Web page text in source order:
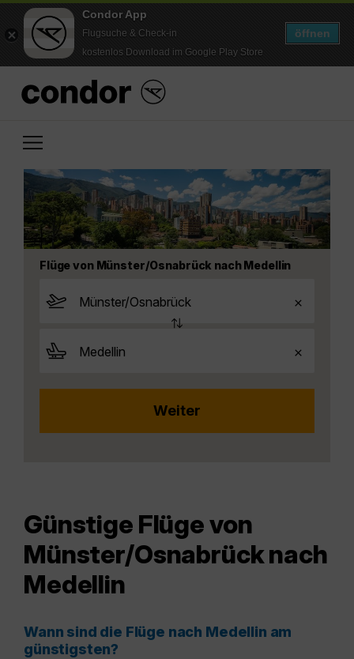
Condor App
Flugsuche & Check-in
kostenlos Download im Google Play Store
öffnen
Flüge von Münster/Osnabrück nach Medellin
Günstige Flüge von
Münster/Osnabrück nach
Medellin
Wann sind die Flüge nach Medellin am
günstigsten?